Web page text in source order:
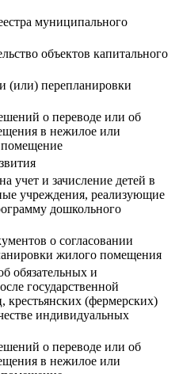
муниципального
объектов капитального
(или) перепланировки
о переводе или об
в нежилое или
учет и зачисление детей в
учреждения, реализующие
дошкольного
о согласовании
жилого помещения
обязательных и
государственной
крестьянских (фермерских)
индивидуальных
о переводе или об
в нежилое или